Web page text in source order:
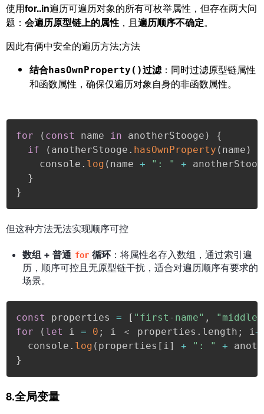
使用for..in遍历可遍历对象的所有可枚举属性，但存在两大问
题： 会遍历原型链上的属性 ，且遍历顺序不确定。
因此有俩中安全的遍历方法;方法
结合hasOwnProperty()过滤：同时过滤原型链属性
和函数属性，确保仅遍历对象自身的非函数属性。
for ( const name in anotherStooge )
{
if
( anotherStooge . hasOwnProperty ( name )
    console
. log ( name + ": " +
}
}
但这种方法无法实现顺序可控
数组 + 普通 for 循环：将属性名存入数组，通过索引遍
历，顺序可控且无原型链干扰，适合对遍历顺序有要求的
场景。
const properties = [ "first-name" ,
"middle-
for
( let i = 0 ; i ＜ properties . length ; i
  console
. log ( properties [ i ] + ": " +
}
8.全局变量